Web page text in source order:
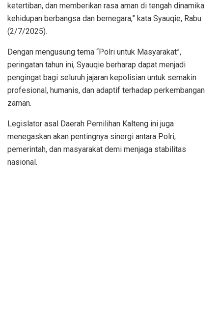
ketertiban, dan memberikan rasa aman di tengah dinamika
kehidupan berbangsa dan bernegara,” kata Syauqie, Rabu
(2/7/2025).
Dengan mengusung tema “Polri untuk Masyarakat”,
peringatan tahun ini, Syauqie berharap dapat menjadi
pengingat bagi seluruh jajaran kepolisian untuk semakin
profesional, humanis, dan adaptif terhadap perkembangan
zaman.
Legislator asal Daerah Pemilihan Kalteng ini juga
menegaskan akan pentingnya sinergi antara Polri,
pemerintah, dan masyarakat demi menjaga stabilitas
nasional.